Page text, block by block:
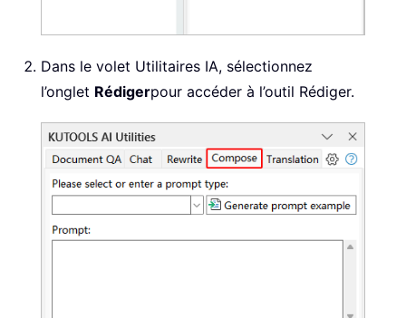
Dans le volet Utilitaires IA, sélectionnez
l’onglet Rédigerpour accéder à l’outil Rédiger.